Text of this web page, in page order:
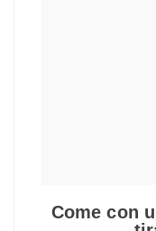
Come con